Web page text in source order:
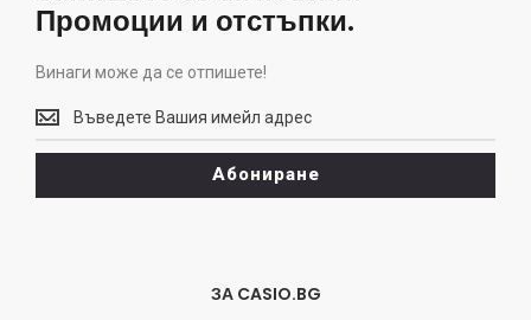
Промоции и отстъпки.
Винаги може да се отпишете!
Винаги
може
да
отпишете!
Абониране
ЗА CASIO.BG